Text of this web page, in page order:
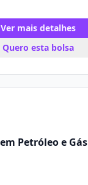
Ver mais detalhes
Quero esta bolsa
Petróleo e Gás